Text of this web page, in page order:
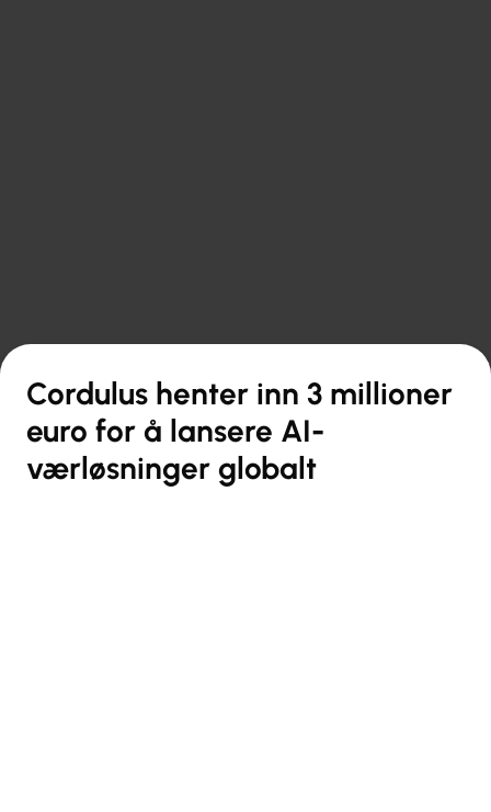
Cordulus henter inn 3 millioner
euro for å lansere AI-
værløsninger globalt